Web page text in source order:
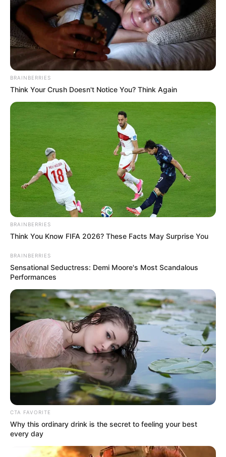
BRAINBERRIES
Think Your Crush Doesn't Notice You? Think Again
BRAINBERRIES
Think You Know FIFA 2026? These Facts May Surprise You
BRAINBERRIES
Sensational Seductress: Demi Moore's Most Scandalous
Performances
CTA FAVORITE
Why this ordinary drink is the secret to feeling your best
every day